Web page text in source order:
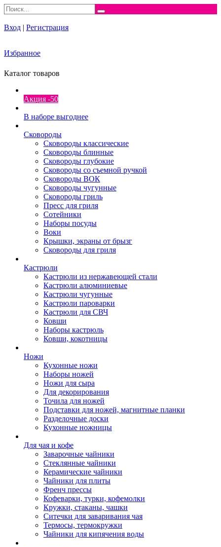
Вход | Регистрация
Избранное
Каталог товаров
Акция -50
В наборе выгоднее
Сковороды
Сковороды классические
Сковороды блинные
Сковороды глубокие
Сковороды со съемной ручкой
Сковороды ВОК
Сковороды чугунные
Сковороды гриль
Пресс для гриля
Сотейники
Наборы посуды
Воки
Крышки, экраны от брызг
Сковороды для гриля
Кастрюли
Кастрюли из нержавеющей стали
Кастрюли алюминиевые
Кастрюли чугунные
Кастрюли пароварки
Кастрюли для СВЧ
Ковши
Наборы кастрюль
Ковши, кокотницы
Ножи
Кухонные ножи
Наборы ножей
Ножи для сыра
Для декорирования
Точила для ножей
Подставки для ножей, магнитные планки
Разделочные доски
Кухонные ножницы
Для чая и кофе
Заварочные чайники
Стеклянные чайники
Керамические чайники
Чайники для плиты
Френч прессы
Кофеварки, турки, кофемолки
Кружки, стаканы, чашки
Ситечки для заваривания чая
Термосы, термокружки
Чайники для кипячения воды